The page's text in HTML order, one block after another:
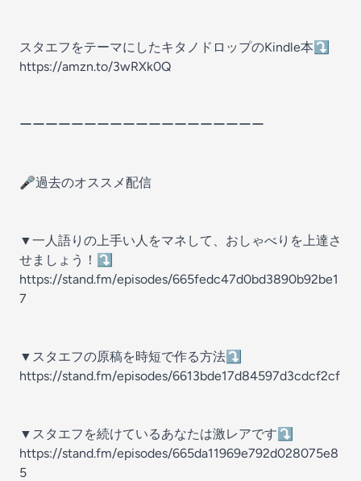
スタエフをテーマにしたキタノドロップのKindle本⤵️
https://amzn.to/3wRXk0Q
ーーーーーーーーーーーーーーーーーーー
🎤過去のオススメ配信
▼一人語りの上手い人をマネして、おしゃべりを上達さ
せましょう！⤵
https://stand.fm/episodes/665fedc47d0bd3890b92be1
7
▼スタエフの原稿を時短で作る方法⤵
https://stand.fm/episodes/6613bde17d84597d3cdcf2cf
▼スタエフを続けているあなたは激レアです⤵
https://stand.fm/episodes/665da11969e792d028075e8
5